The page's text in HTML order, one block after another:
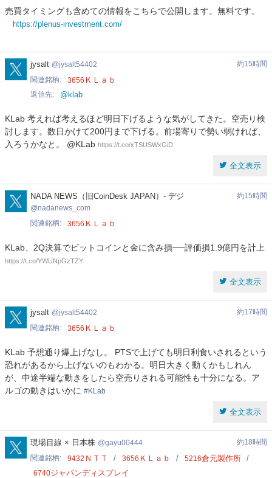
売買タイミングも含めての情報をこちらで公開します。無料です。
https://plenus-investment.com/
jysalt54402
jysalt jysalt54402
約15時間
関連銘柄
3656 ＫＬａｂ
返信先 @klab
KLab 考えれば考えるほど明日下げるような気がしてきた。空売り検
討します。数日かけて200円まで下げる。前場寄りで勢い弱ければ、
入ろうかなと。 @KLab https://t.co/xTSUSWxGiD
全文表示
nadanews_com
NADA NEWS（旧CoinDesk JAPAN）- デジ
nadanews_com
約15時間
関連銘柄 3656 ＫＬａｂ
KLab、2Q決算でビットコインと金に含み損──評価損1.9億円を計上
https://t.co/YWUNpGzTZY
全文表示
jysalt54402
jysalt jysalt54402
約17時間
関連銘柄
3656 ＫＬａｂ
KLab 予想通り爆上げなし。 PTSで上げても明日利食いされるという
恐れがあるから上げないのもわかる。明日大きく動くかもしれん
が、中途半端な動きをしたら空売りされる可能性も十分になる。ア
ルゴの動きはいかに #KLab
全文表示
gayu00444
現場目線 × 日本株 gayu00444
約18時間
関連銘柄
9432 ＮＴＴ 3656 ＫＬａｂ 5216倉元製作所
6740ジャパンディスプレイ